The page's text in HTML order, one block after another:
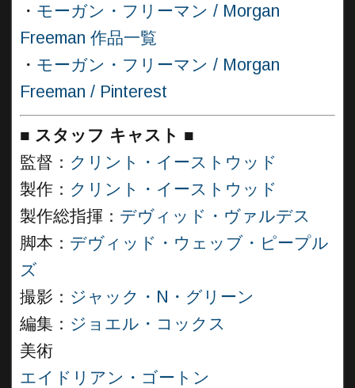
・ モーガン・フリーマン / Morgan
Freeman 作品一覧
・ モーガン・フリーマン / Morgan
Freeman / Pinterest
■ スタッフ キャスト ■
監督： クリント・イーストウッド
製作： クリント・イーストウッド
製作総指揮： デヴィッド・ヴァルデス
脚本： デヴィッド・ウェッブ・ピープル
ズ
撮影： ジャック・N・グリーン
編集： ジョエル・コックス
美術
エイドリアン・ゴートン